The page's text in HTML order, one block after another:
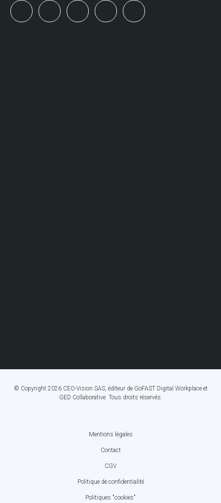
linkedinyoutubebluesky mastodon
© Copyright 2026 CEO-Vision SAS, éditeur de GoFAST Digital Workplace et
GED Collaborative. Tous droits réservés.
Mentions légales
Contact
CGV
Politique de confidentialité
Politiques "cookies"